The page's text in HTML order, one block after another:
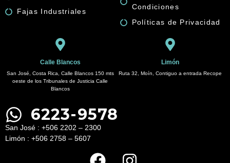
Fajas Industriales
Condiciones
Políticas de Privacidad
Calle Blancos
San José, Costa Rica, Calle Blancos 150 mts
oeste de los Tribunales de Justicia Calle
Blancos
Limón
Ruta 32, Moín, Contiguo a entrada Recope
6223-9578
San José : +506 2202 – 2300
Limón : +506 2758 – 5607